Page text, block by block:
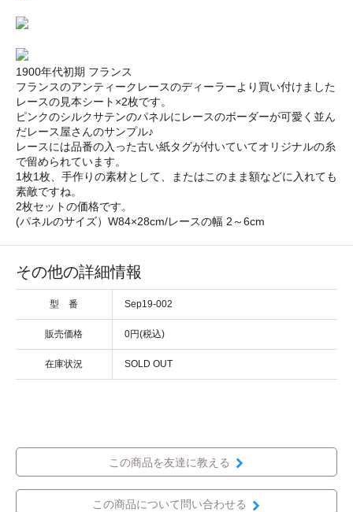
1900年代初期 フランス
フランスのアンティークレースのディーラーより買い付けました
レースの見本シート×2枚です。
ピンクのシルクサテンのパネルにレースのボーダーが可愛く並ん
だレース屋さんのサンプル♪
レースには品番の入った古い紙タグが付いていてオリジナルの糸
で留められています。
1枚1枚、手作りの素材として、またはこのまま額などに入れても
素敵ですね。
2枚セットの価格です。
(パネルのサイズ）W84×28cm/レースの幅 2～6cm
その他の詳細情報
型 番 Sep19-002
販売価格 0円(税込)
在庫状況 SOLD OUT
この商品を友達に教える
この商品について問い合わせる